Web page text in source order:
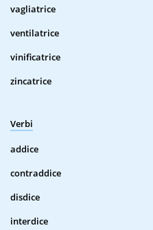
vagliatrice
ventilatrice
vinificatrice
zincatrice
Verbi
addice
contraddice
disdice
interdice